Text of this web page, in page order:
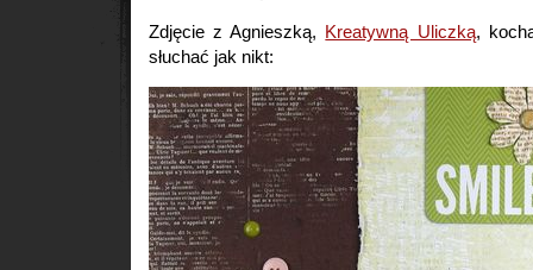
Zdjęcie z Agnieszką, Kreatywną Uliczką,
słuchać jak nikt: